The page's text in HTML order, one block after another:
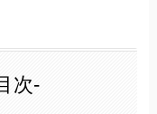
次-